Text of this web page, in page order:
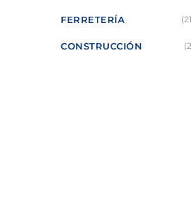
FERRETERÍA
CONSTRUCCIÓN